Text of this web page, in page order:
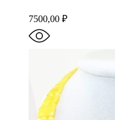
7500,00 ₽